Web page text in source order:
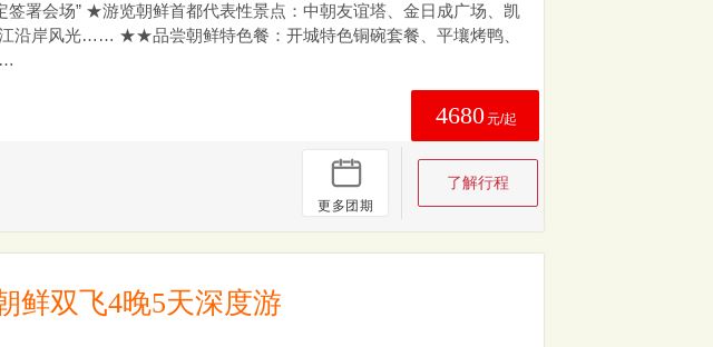
签署会场” ★游览朝鲜首都代表性景点：中朝友谊塔、金日成广场、凯
沿岸风光…… ★★品尝朝鲜特色餐：开城特色铜碗套餐、平壤烤鸭、
4680元/起
更多团期
了解行程
鲜双飞4晚5天深度游